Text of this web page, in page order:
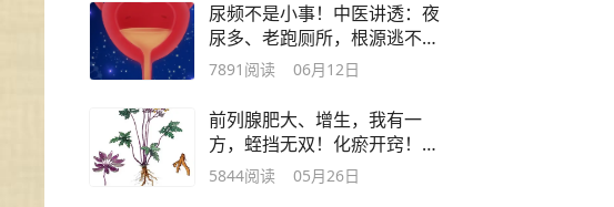
尿频不是小事！中医讲透：夜
尿多、老跑厕所，根源逃不出
5个原因
7891 阅读 06月12日
前列腺肥大、增生，我有一
方，蛭挡无双！化瘀开窍！突
增时长
5844阅读 05月26日